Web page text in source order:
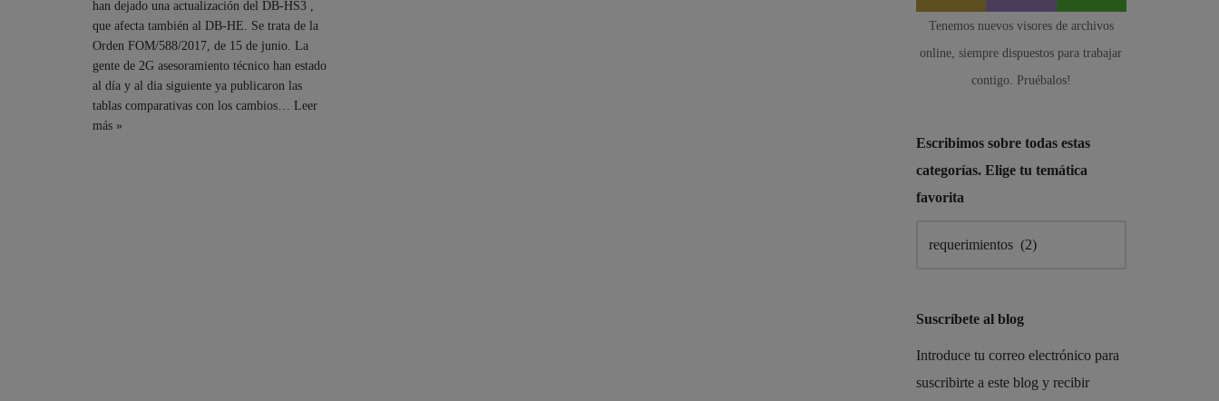
han dejado una actualización del DB-HS3 ,
que afecta también al DB-HE. Se trata de la
Orden FOM/588/2017, de 15 de junio. La
gente de 2G asesoramiento técnico han estado
al día y al dia siguiente ya publicaron las
tablas comparativas con los cambios… Leer
más »
Tenemos nuevos visores de archivos
online, siempre dispuestos para trabajar
contigo. Pruébalos!
Escribimos sobre todas estas
categorías. Elige tu temática
favorita
Suscríbete al blog
Introduce tu correo electrónico para
suscribirte a este blog y recibir